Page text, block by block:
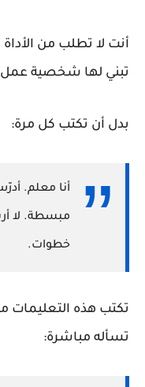
أنت لا تطلب من
تبني لها شخصية عمل
بدل أن تكتب كل مرة:
أنا معلم.
مبسطة. لا
خطوات.
تسأله مباشرة: